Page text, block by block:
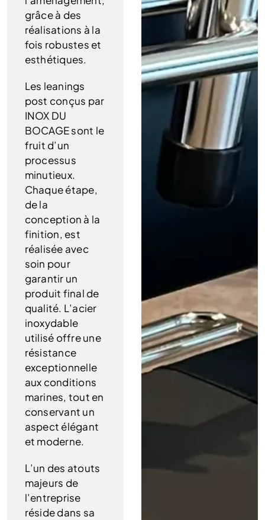
grâce à des
réalisations à la
fois robustes et
esthétiques.
Les leanings
post conçus par
INOX DU
BOCAGE sont le
fruit d’un
processus
minutieux.
Chaque étape,
de la
conception à la
finition, est
réalisée avec
soin pour
garantir un
produit final de
qualité. L’acier
inoxydable
utilisé offre une
résistance
exceptionnelle
aux conditions
marines, tout en
conservant un
aspect élégant
et moderne.
L’un des atouts
majeurs de
l’entreprise
réside dans sa